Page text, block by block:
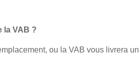
la VAB ?
ou la VAB vous livrera